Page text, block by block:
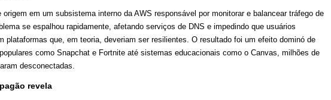
origem em um subsistema interno da AWS responsável por monitorar e balancear tráfego de
se espalhou rapidamente, afetando serviços de DNS e impedindo que usuários
plataformas que, em teoria, deveriam ser resilientes. O resultado foi um efeito dominó de
como Snapchat e Fortnite até sistemas educacionais como o Canvas, milhões de
desconectadas.
revela